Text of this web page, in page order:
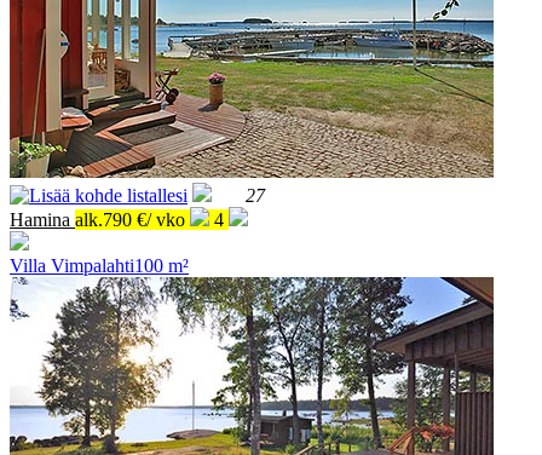
27
Hamina alk.790 €/ vko 4
Villa Vimpalahti100 m²